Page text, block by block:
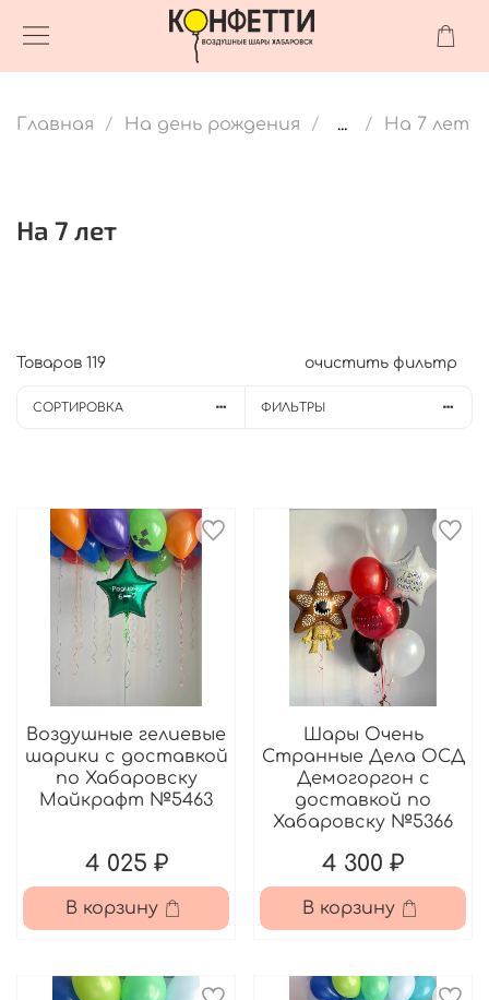
Главная На день рождения ... На 7 лет
На 7 лет
Товаров 119 очистить фильтр
СОРТИРОВКА ФИЛЬТРЫ
Воздушные гелиевые
шарики с доставкой
по Хабаровску
Майкрафт №5463
4 025 ₽
В корзину
Шары Очень
Странные Дела ОСД
Демогоргон с
доставкой по
Хабаровску №5366
4 300 ₽
В корзину